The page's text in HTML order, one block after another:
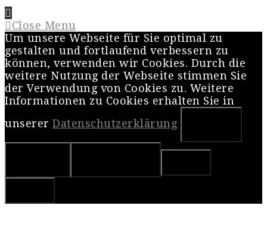
Close Menu
Um unsere Webseite für Sie optimal zu
gestalten und fortlaufend verbessern zu
können, verwenden wir Cookies. Durch die
weitere Nutzung der Webseite stimmen Sie
der Verwendung von Cookies zu. Weitere
Informationen zu Cookies erhalten Sie in
unserer Datenschutzerklärung